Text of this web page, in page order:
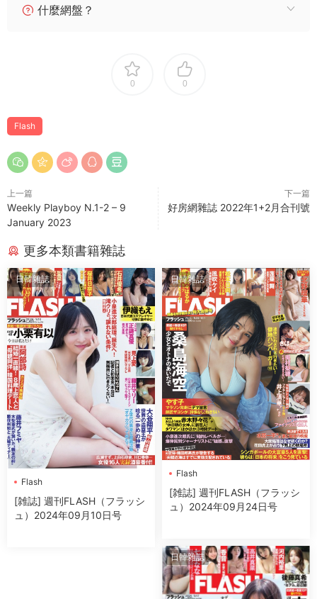
什麼網盤？
0 0
Flash
上一篇
Wеekly Plаyboy N.1-2 – 9
January 2023
下一篇
好房網雜誌 2022年1+2月合刊號
更多本類書籍雜誌
日韓雜誌
Flash
[雑誌] 週刊FLASH（フラッシ
ュ）2024年09月10日号
日韓雜誌
Flash
[雑誌] 週刊FLASH（フラッシ
ュ）2024年09月24日号
日韓雜誌